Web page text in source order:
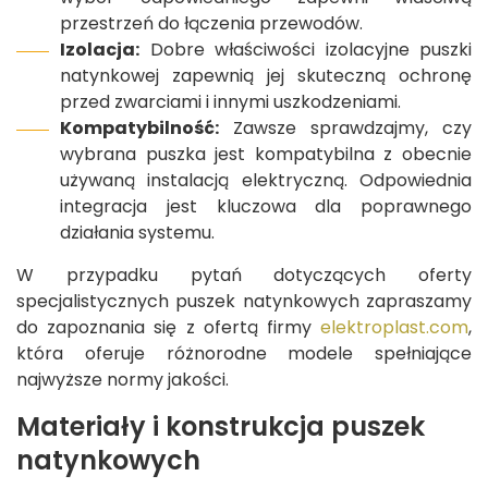
przestrzeń do łączenia przewodów.
Izolacja: Dobre właściwości izolacyjne puszki
natynkowej zapewnią jej skuteczną ochronę
przed zwarciami i innymi uszkodzeniami.
Kompatybilność: Zawsze sprawdzajmy, czy
wybrana puszka jest kompatybilna z obecnie
używaną instalacją elektryczną. Odpowiednia
integracja jest kluczowa dla poprawnego
działania systemu.
W przypadku pytań dotyczących oferty
specjalistycznych puszek natynkowych zapraszamy
do zapoznania się z ofertą firmy elektroplast.com,
która oferuje różnorodne modele spełniające
najwyższe normy jakości.
Materiały i konstrukcja puszek
natynkowych